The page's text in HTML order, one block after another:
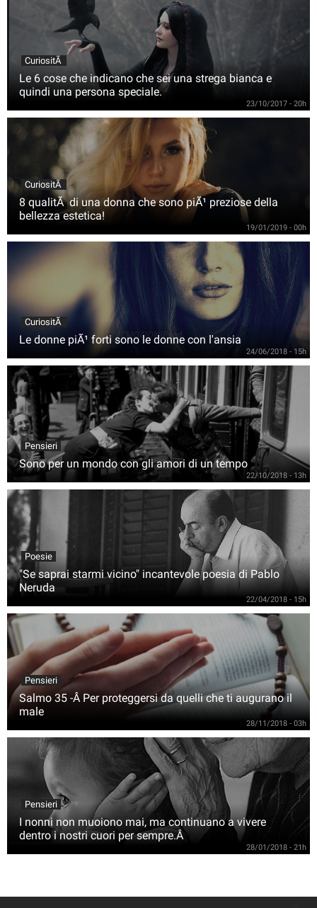
CuriositÃ
Le 6 cose che indicano che sei una strega bianca e
quindi una persona speciale.
23/10/2017 - 20h
CuriositÃ
8 qualitÃ di una donna che sono piÃ¹ preziose della
bellezza estetica!
19/01/2019 - 00h
CuriositÃ
Le donne piÃ¹ forti sono le donne con l'ansia
24/06/2018 - 15h
Pensieri
Sono per un mondo con gli amori di un tempo
22/10/2018 - 13h
Poesie
"Se saprai starmi vicino" incantevole poesia di Pablo
Neruda
22/04/2018 - 15h
Pensieri
Salmo 35 -Â Per proteggersi da quelli che ti augurano il
male
28/11/2018 - 03h
Pensieri
I nonni non muoiono mai, ma continuano a vivere
dentro i nostri cuori per sempre.Â
28/01/2018 - 21h